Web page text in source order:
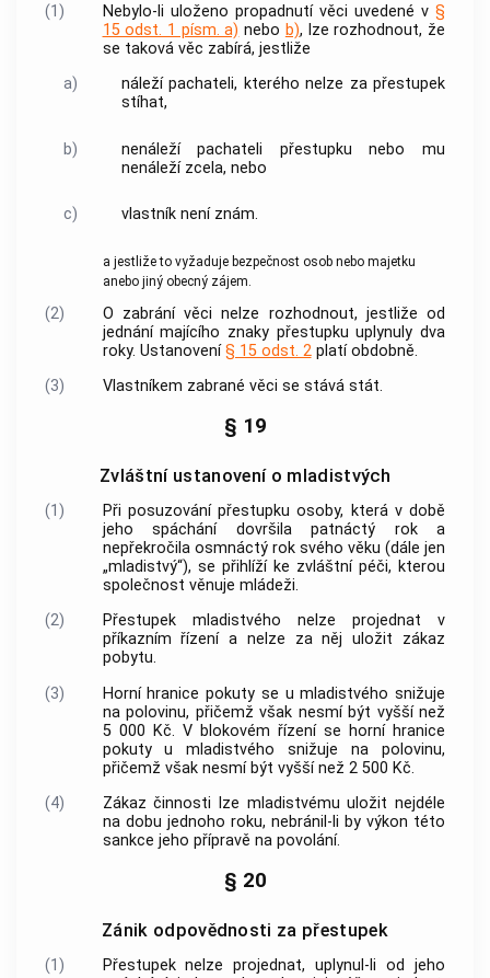
(1) Nebylo-li uloženo propadnutí věci uvedené v §
15 odst. 1 písm. a) nebo b), lze rozhodnout, že
se taková věc zabírá, jestliže
a)
náleží pachateli, kterého nelze za přestupek
stíhat,
b) nenáleží pachateli přestupku nebo mu
nenáleží zcela, nebo
c) vlastník není znám.
a jestliže to vyžaduje bezpečnost osob nebo majetku
anebo jiný obecný zájem.
(2)
O zabrání věci nelze rozhodnout, jestliže od
jednání majícího znaky přestupku uplynuly dva
roky. Ustanovení§ 15 odst. 2platí obdobně.
(3)
Vlastníkem zabrané věci se stává stát.
§ 19
Zvláštní ustanovení o mladistvých
(1) Při posuzování přestupku osoby, která v době
jeho spáchání dovršila patnáctý rok a
nepřekročila osmnáctý rok svého věku (dále jen
„mladistvý“), se přihlíží ke zvláštní péči, kterou
společnost věnuje mládeži.
(2)
Přestupekmladistvého nelze projednat v
příkazním řízení a nelze za něj uložit zákaz
pobytu.
(3)
Horní hranice pokuty se u mladistvého snižuje
na polovinu, přičemž však nesmí být vyšší než
5 000 Kč. V blokovém řízení se horní hranice
pokuty u mladistvého snižuje na polovinu,
přičemž však nesmí být vyšší než 2 500 Kč.
(4)
Zákaz činnosti lze mladistvému uložit nejdéle
na dobu jednoho roku, nebránil-li by výkon této
sankce jeho přípravě na povolání.
§ 20
Zánik odpovědnosti za přestupek
(1) Přestupeknelze projednat, uplynul-li od jeho